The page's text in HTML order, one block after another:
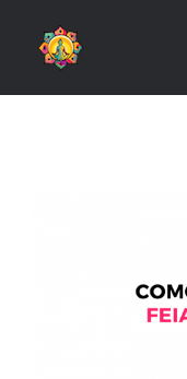
COMO